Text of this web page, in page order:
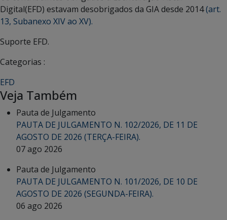
Digital(EFD) estavam desobrigados da GIA desde 2014(art.
13, Subanexo XIV ao XV).
Suporte EFD.
Categorias :
EFD
Veja Também
Pauta de Julgamento
PAUTA DE JULGAMENTO N. 102/2026, DE 11 DE
AGOSTO DE 2026 (TERÇA-FEIRA).
07 ago 2026
Pauta de Julgamento
PAUTA DE JULGAMENTO N. 101/2026, DE 10 DE
AGOSTO DE 2026 (SEGUNDA-FEIRA).
06 ago 2026